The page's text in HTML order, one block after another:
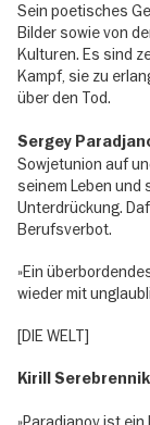
Sein poetisches
Bilder sowie von
Kulturen. Es sind
Kampf, sie zu
über den Tod.
Sergey
Sowjetunion auf
seinem Leben und
Unterdrückung.
Berufsverbot.
»Ein
wieder mit
[DIE WELT]
Kirill